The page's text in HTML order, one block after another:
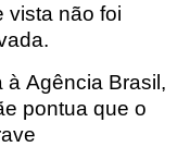
vista não foi
à Agência Brasil,
pontua que o